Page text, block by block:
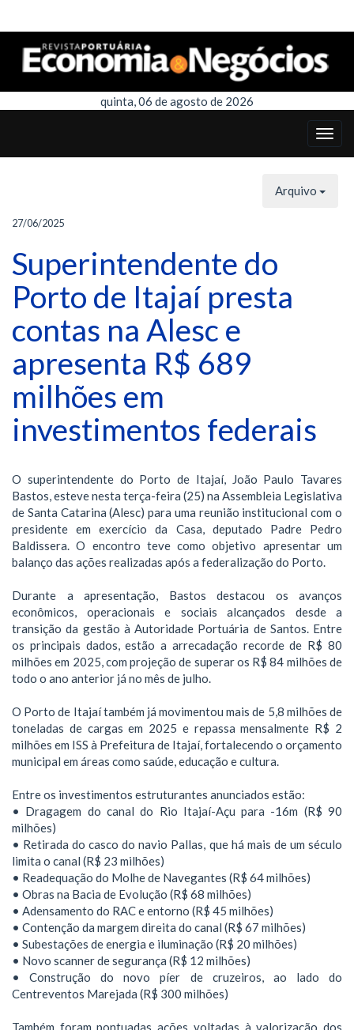
quinta, 06 de agosto de 2026
Arquivo
27/06/2025
Superintendente do
Porto de Itajaí presta
contas na Alesc e
apresenta R$ 689
milhões em
investimentos federais
O superintendente do Porto de Itajaí, João Paulo Tavares
Bastos, esteve nesta terça-feira (25) na Assembleia Legislativa
de Santa Catarina (Alesc) para uma reunião institucional com o
presidente em exercício da Casa, deputado Padre Pedro
Baldissera. O encontro teve como objetivo apresentar um
balanço das ações realizadas após a federalização do Porto.
Durante a apresentação, Bastos destacou os avanços
econômicos, operacionais e sociais alcançados desde a
transição da gestão à Autoridade Portuária de Santos. Entre
os principais dados, estão a arrecadação recorde de R$ 80
milhões em 2025, com projeção de superar os R$ 84 milhões de
todo o ano anterior já no mês de julho.
O Porto de Itajaí também já movimentou mais de 5,8 milhões de
toneladas de cargas em 2025 e repassa mensalmente R$ 2
milhões em ISS à Prefeitura de Itajaí, fortalecendo o orçamento
municipal em áreas como saúde, educação e cultura.
Entre os investimentos estruturantes anunciados estão:
• Dragagem do canal do Rio Itajaí-Açu para -16m (R$ 90
milhões)
• Retirada do casco do navio Pallas, que há mais de um século
limita o canal (R$ 23 milhões)
• Readequação do Molhe de Navegantes (R$ 64 milhões)
• Obras na Bacia de Evolução (R$ 68 milhões)
• Adensamento do RAC e entorno (R$ 45 milhões)
• Contenção da margem direita do canal (R$ 67 milhões)
• Subestações de energia e iluminação (R$ 20 milhões)
• Novo scanner de segurança (R$ 12 milhões)
• Construção do novo píer de cruzeiros, ao lado do
Centreventos Marejada (R$ 300 milhões)
Também foram pontuadas ações voltadas à valorização dos